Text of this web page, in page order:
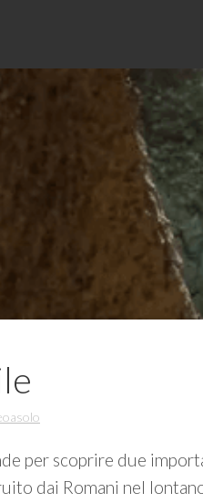
per scoprire due
dai Romani nel